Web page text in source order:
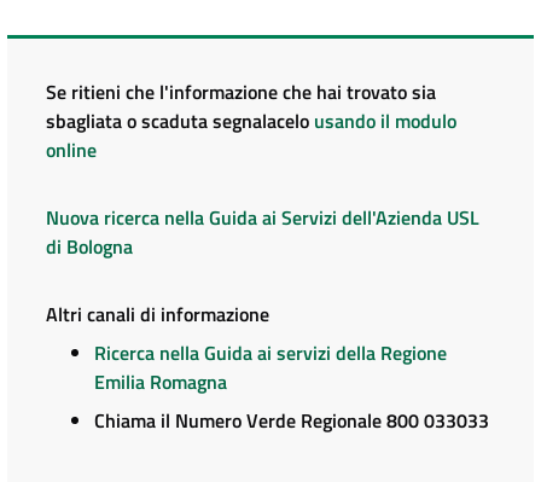
Se ritieni che l'informazione che hai trovato sia
sbagliata o scaduta segnalacelo usando il modulo
online
Nuova ricerca nella Guida ai Servizi dell'Azienda USL
di Bologna
Altri canali di informazione
Ricerca nella Guida ai servizi della Regione
Emilia Romagna
Chiama il Numero Verde Regionale 800 033033